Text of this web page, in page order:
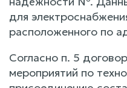
для
расположенного по
Согласно п. 5
мероприятий по